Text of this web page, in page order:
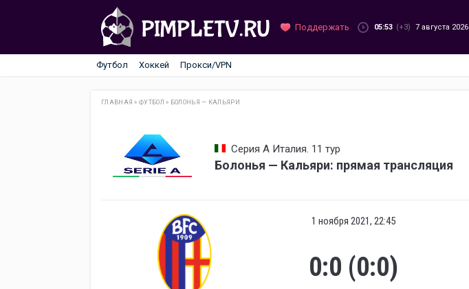
Поддержать 05:53 (+3) 7 августа 2026
Футбол Хоккей Прокси/VPN
ГЛАВНАЯ »ФУТБОЛ » БОЛОНЬЯ — КАЛЬЯРИ
Серия А Италия. 11 тур
Болонья — Кальяри: прямая трансляция
1 ноября 2021, 22:45
0:0 (0:0)